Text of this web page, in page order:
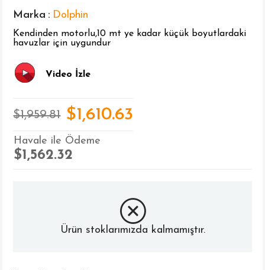
Marka : Dolphin
Kendinden motorlu,10 mt ye kadar küçük boyutlardaki
havuzlar için uygundur
Video İzle
$1,959.81 $1,610.63
Havale ile Ödeme
$1,562.32
Ürün stoklarımızda kalmamıştır.